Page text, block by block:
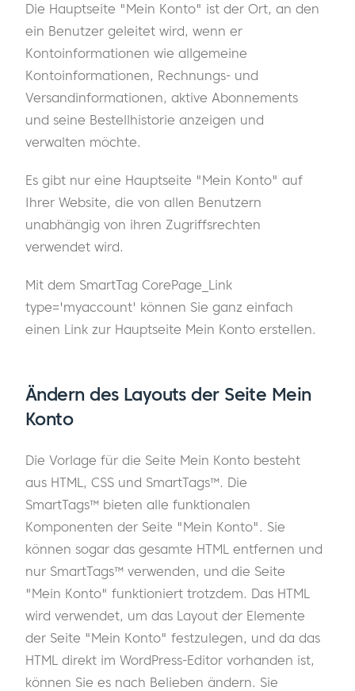
Die Hauptseite "Mein Konto" ist der Ort, an den
ein Benutzer geleitet wird, wenn er
Kontoinformationen wie allgemeine
Kontoinformationen, Rechnungs- und
Versandinformationen, aktive Abonnements
und seine Bestellhistorie anzeigen und
verwalten möchte.
Es gibt nur eine Hauptseite "Mein Konto" auf
Ihrer Website, die von allen Benutzern
unabhängig von ihren Zugriffsrechten
verwendet wird.
Mit dem SmartTag CorePage_Link
type='myaccount' können Sie ganz einfach
einen Link zur Hauptseite Mein Konto erstellen.
Ändern des Layouts der Seite Mein
Konto
Die Vorlage für die Seite Mein Konto besteht
aus HTML, CSS und SmartTags™. Die
SmartTags™ bieten alle funktionalen
Komponenten der Seite "Mein Konto". Sie
können sogar das gesamte HTML entfernen und
nur SmartTags™ verwenden, und die Seite
"Mein Konto" funktioniert trotzdem. Das HTML
wird verwendet, um das Layout der Elemente
der Seite "Mein Konto" festzulegen, und da das
HTML direkt im WordPress-Editor vorhanden ist,
können Sie es nach Belieben ändern. Sie